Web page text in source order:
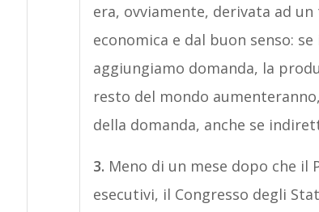
era, ovviamente, derivata ad
economica e dal buon senso:
aggiungiamo domanda, la
resto del mondo
della domanda, anche se
3. Meno di un mese dopo che il
esecutivi, il Congresso degli